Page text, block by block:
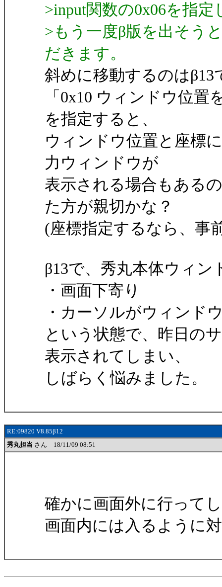
>input関数の0x06を指
>もう一度β版を出そう
だきます。
斜めに移動するのは
「0x10 ウィンドウ位
を指定すると、
ウィンドウ位置と座標
力ウィンドウが
表示される場合もある
た方が親切かな？
(座標指定するなら、事
β13で、秀丸本体ウィ
・画面下寄り
・カーソルがウィンド
という状態で、昨日の
表示されてしまい、
しばらく悩みました。
RE:09820 V8.85β12
秀丸担当 さん 18/11/09 08:51
確かに画面外に行って
画面内には入るように